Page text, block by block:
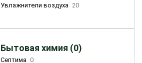
Увлажнители воздуха 20
Бытовая химия (0)
Септима 0